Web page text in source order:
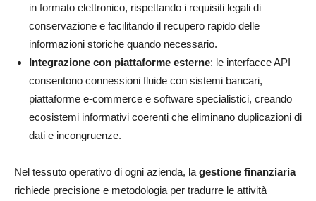
in formato elettronico, rispettando i requisiti legali di
conservazione e facilitando il recupero rapido delle
informazioni storiche quando necessario.
Integrazione con piattaforme esterne: le interfacce API
consentono connessioni fluide con sistemi bancari,
piattaforme e-commerce e software specialistici, creando
ecosistemi informativi coerenti che eliminano duplicazioni di
dati e incongruenze.
Nel tessuto operativo di ogni azienda, la gestione finanziaria
richiede precisione e metodologia per tradurre le attività